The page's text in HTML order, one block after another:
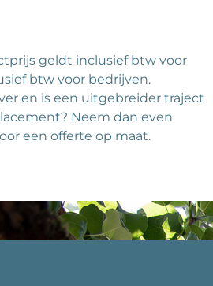
geldt inclusief btw voor
btw voor bedrijven.
en is een uitgebreider traject
Neem dan even
een offerte op maat.